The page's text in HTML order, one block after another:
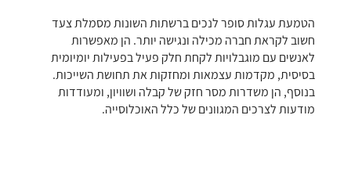
הטמעת עגלות סופר לנכים ברשתות השונות מסמלת צעד
חשוב לקראת חברה מכילה ונגישה יותר. הן מאפשרות
לאנשים עם מוגבלויות לקחת חלק פעיל בפעילות יומיומית
בסיסית, מקדמות עצמאות ומחזקות את תחושת השייכות.
בנוסף, הן משדרות מסר חזק של קבלה ושוויון, ומעודדות
מודעות לצרכים המגוונים של כלל האוכלוסייה.